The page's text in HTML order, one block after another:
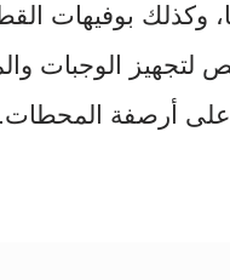
لمدة 15 عاما، وكذلك
لتجهيز الوجبات
على أرصفة المحطات.